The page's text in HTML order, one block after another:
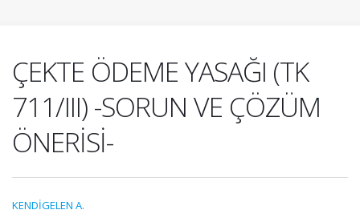
ÇEKTE ÖDEME YASAĞI (TK
711/III) -SORUN VE ÇÖZÜM
ÖNERİSİ-
KENDİGELEN A.